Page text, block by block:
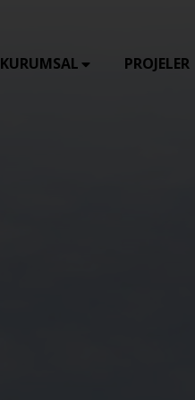
KURUMSAL PROJELER